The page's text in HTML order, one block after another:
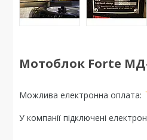
Мотоблок Forte МД-
У компанії підключені